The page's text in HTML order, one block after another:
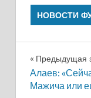
НОВОСТИ
по
Предыдущая
Алаев:
Мажича или